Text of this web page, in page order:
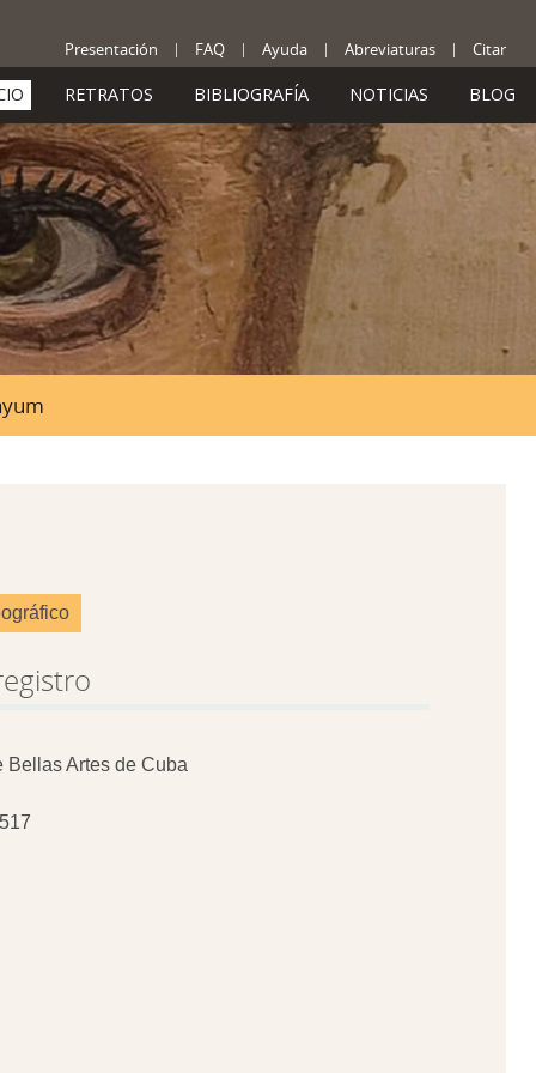
Presentación FAQ Ayuda Abreviaturas Citar
RETRATOS BIBLIOGRAFÍA NOTICIAS BLOG
Artes de Cuba